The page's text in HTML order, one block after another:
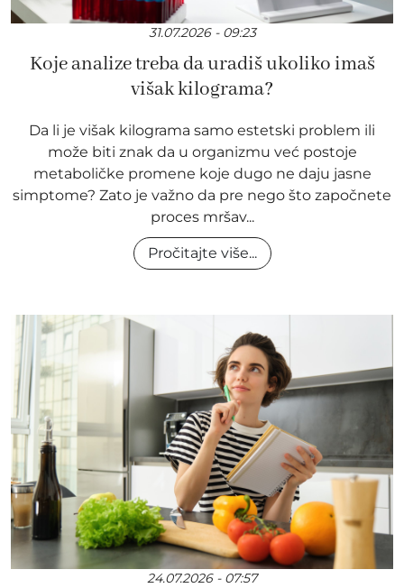
31.07.2026 - 09:23
Koje analize treba da uradiš ukoliko imaš
višak kilograma?
Da li je višak kilograma samo estetski problem ili
može biti znak da u organizmu već postoje
metaboličke promene koje dugo ne daju jasne
simptome? Zato je važno da pre nego što započnete
proces mršav...
Pročitajte više...
24.07.2026 - 07:57